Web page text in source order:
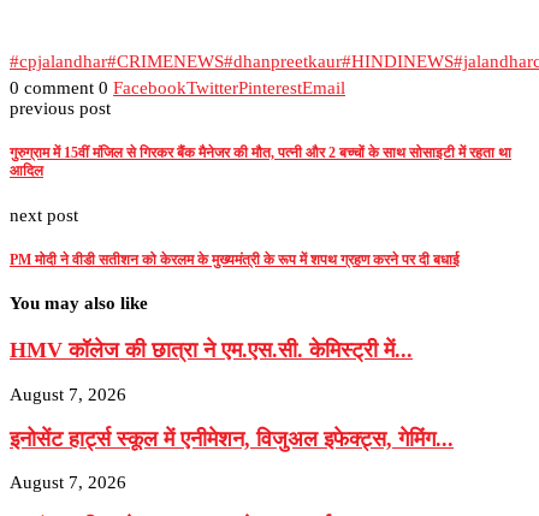
#cpjalandhar#CRIMENEWS#dhanpreetkaur#HINDINEWS
0 comment 0 FacebookTwitterPinterestEmail
previous post
गुरुग्राम में 15वीं मंजिल से गिरकर बैंक मैनेजर की मौत, पत्नी और 2 बच्चों के साथ सोसाइटी में रहता था
आदिल
next post
PM मोदी ने वीडी सतीशन को केरलम के मुख्यमंत्री के रूप में शपथ ग्रहण करने पर दी बधाई
You may also like
HMV कॉलेज की छात्रा ने एम.एस.सी. केमिस्ट्री में...
August 7, 2026
इनोसेंट हार्ट्स स्कूल में एनीमेशन, विजुअल इफेक्ट्स, गेमिंग...
August 7, 2026